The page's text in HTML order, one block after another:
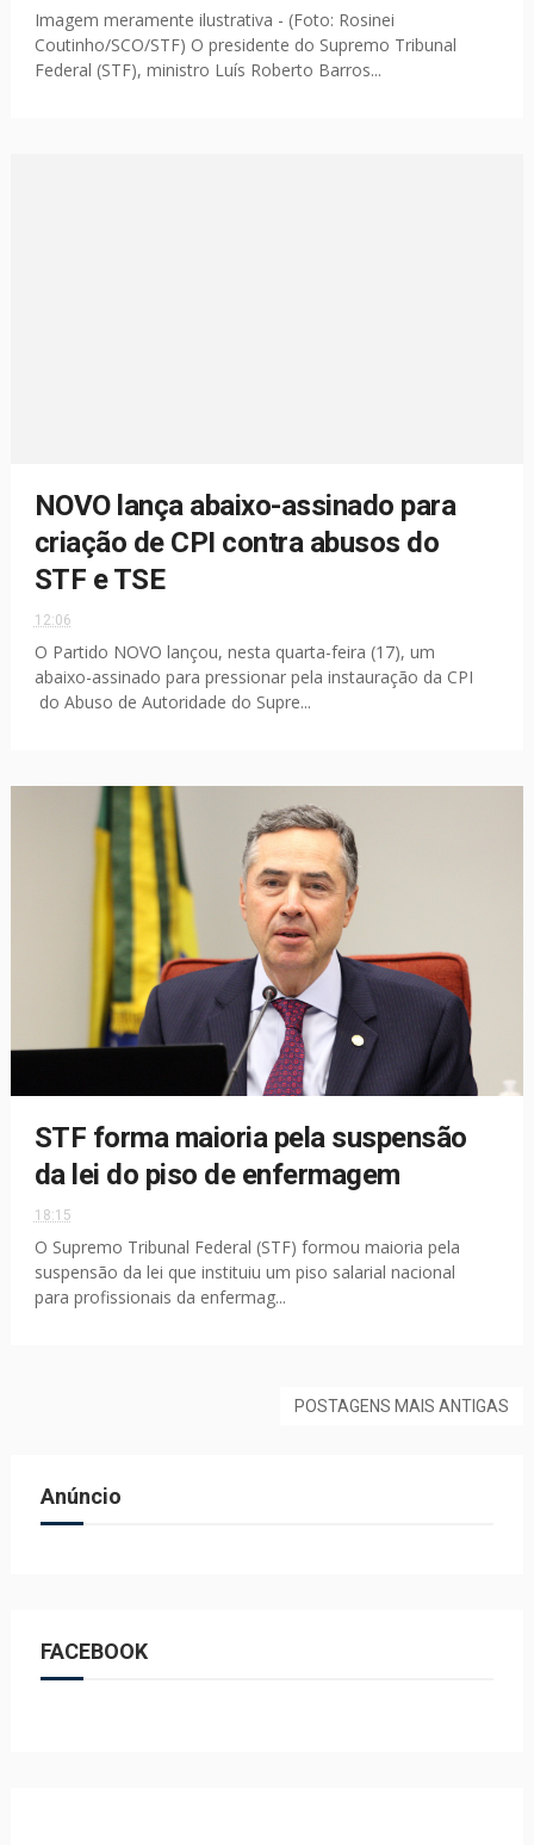
Imagem meramente ilustrativa - (Foto: Rosinei
Coutinho/SCO/STF) O presidente do Supremo Tribunal
Federal (STF), ministro Luís Roberto Barros...
NOVO lança abaixo-assinado para
criação de CPI contra abusos do
STF e TSE
12:06
O Partido NOVO lançou, nesta quarta-feira (17), um
abaixo-assinado para pressionar pela instauração da CPI
do Abuso de Autoridade do Supre...
STF forma maioria pela suspensão
da lei do piso de enfermagem
18:15
O Supremo Tribunal Federal (STF) formou maioria pela
suspensão da lei que instituiu um piso salarial nacional
para profissionais da enfermag...
POSTAGENS MAIS ANTIGAS
Anúncio
FACEBOOK